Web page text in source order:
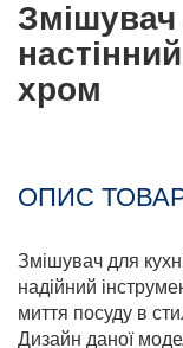
Змішувач
хром
ОПИС
Змішувач для
надійний
миття посуду в
Дизайн даної